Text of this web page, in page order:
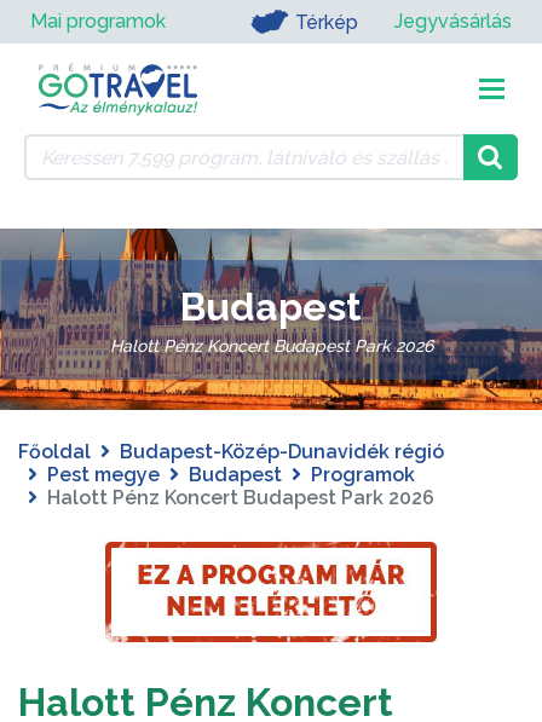
Mai programok Térkép Jegyvásárlás
Budapest
Halott Pénz Koncert Budapest Park 2026
Főoldal
Budapest-Közép-Dunavidék régió
Pest megye
Budapest
Programok
Halott Pénz Koncert Budapest Park 2026
Halott Pénz Koncert